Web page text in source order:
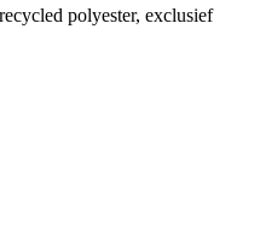
polyester, exclusief